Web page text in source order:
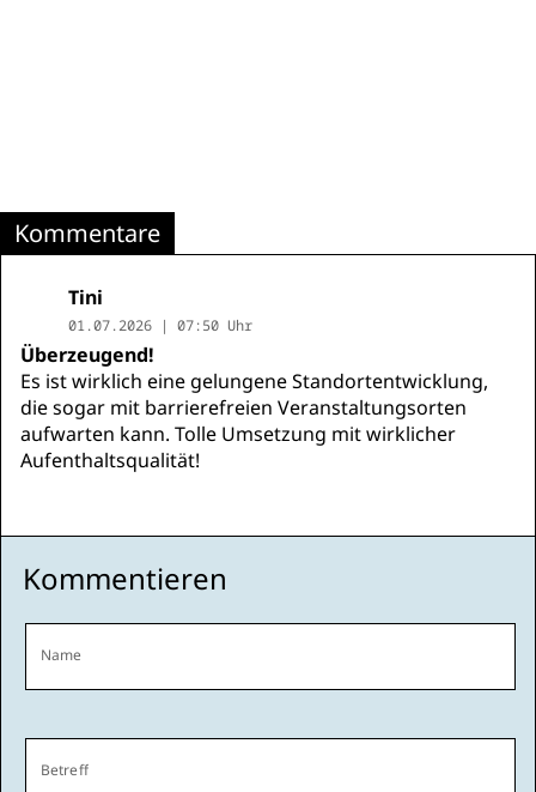
Kommentare
Tini
01.07.2026 | 07:50 Uhr
Überzeugend!
Es ist wirklich eine gelungene Standortentwicklung,
die sogar mit barrierefreien Veranstaltungsorten
aufwarten kann. Tolle Umsetzung mit wirklicher
Aufenthaltsqualität!
Kommentieren
Name
Betreff